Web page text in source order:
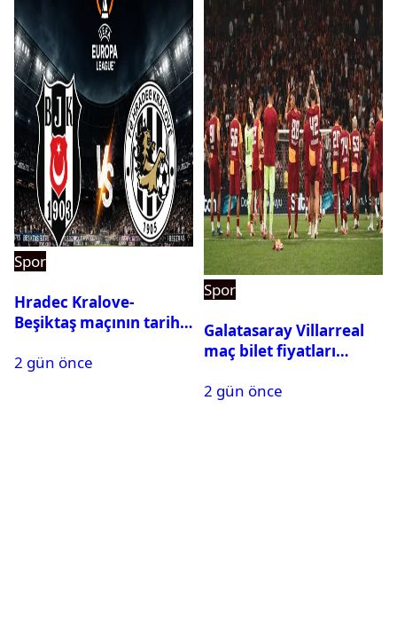
Spor
Hradec Kralove-
Beşiktaş maçının tarihi
2 gün önce
Spor
Galatasaray Villarreal
maç bilet fiyatları
2 gün önce